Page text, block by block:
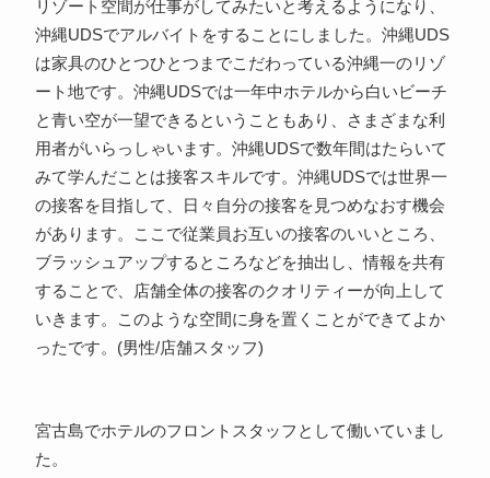
リゾート空間が仕事がしてみたいと考えるようになり、
沖縄UDSでアルバイトをすることにしました。沖縄UDS
は家具のひとつひとつまでこだわっている沖縄一のリゾ
ート地です。沖縄UDSでは一年中ホテルから白いビーチ
と青い空が一望できるということもあり、さまざまな利
用者がいらっしゃいます。沖縄UDSで数年間はたらいて
みて学んだことは接客スキルです。沖縄UDSでは世界一
の接客を目指して、日々自分の接客を見つめなおす機会
があります。ここで従業員お互いの接客のいいところ、
ブラッシュアップするところなどを抽出し、情報を共有
することで、店舗全体の接客のクオリティーが向上して
いきます。このような空間に身を置くことができてよか
ったです。(男性/店舗スタッフ)
宮古島でホテルのフロントスタッフとして働いていまし
た。